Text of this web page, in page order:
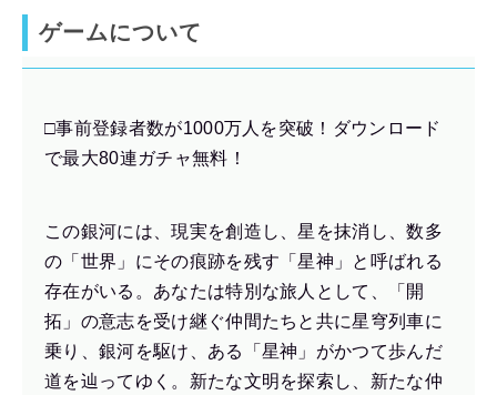
ゲームについて
□事前登録者数が1000万人を突破！ダウンロード
で最大80連ガチャ無料！
この銀河には、現実を創造し、星を抹消し、数多
の「世界」にその痕跡を残す「星神」と呼ばれる
存在がいる。あなたは特別な旅人として、「開
拓」の意志を受け継ぐ仲間たちと共に星穹列車に
乗り、銀河を駆け、ある「星神」がかつて歩んだ
道を辿ってゆく。新たな文明を探索し、新たな仲